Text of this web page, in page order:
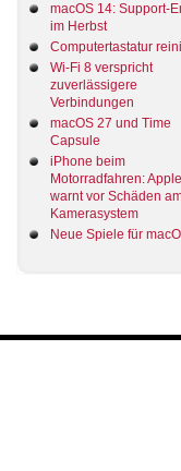
macOS 14: Support-
im Herbst
Computertastatur
Wi-Fi 8 verspricht
zuverlässigere
Verbindungen
macOS 27 und Time
Capsule
iPhone beim
Motorradfahren: Apple
warnt vor Schäden
Kamerasystem
Neue Spiele für